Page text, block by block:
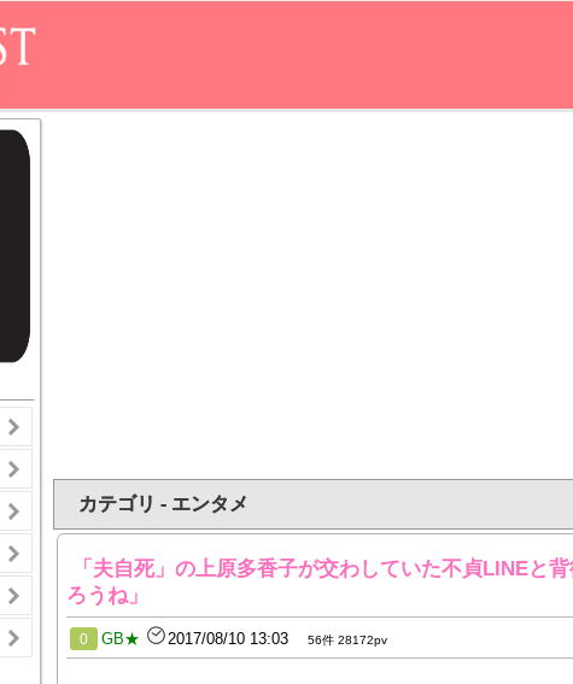
カテゴリ - エンタメ
「夫自死」の上原多香子が交わしていた不貞LINEと
ろうね」
0 GB★ 2017/08/10 13:03 56件 28172pv